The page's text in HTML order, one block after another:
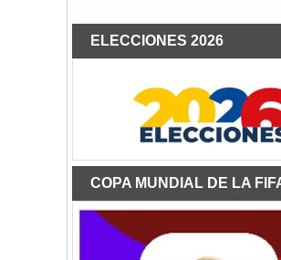
ELECCIONES 2026
COPA MUNDIAL DE LA